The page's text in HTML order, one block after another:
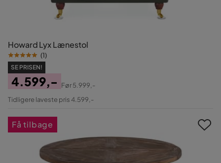
Howard Lyx Lænestol
(1)
SE PRISEN!
Pris
4.599,-
Original
Før5.999,-
Tidligere laveste pris 4.599,-
Få tilbage